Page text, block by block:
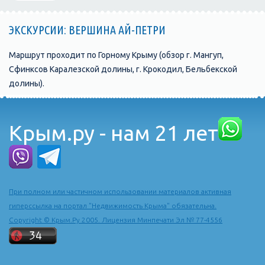
ЭКСКУРСИИ: ВЕРШИНА АЙ-ПЕТРИ
Маршрут проходит по Горному Крыму (обзор г. Мангуп,
Сфинксов Каралезской долины, г. Крокодил, Бельбекской
долины).
Крым.ру - нам 21 лет
При полном или частичном использовании материалов активная
гиперссылка на портал "Недвижимость Крыма" обязательна.
Copyright © Крым.Ру 2005. Лицензия Минпечати Эл № 77-4556